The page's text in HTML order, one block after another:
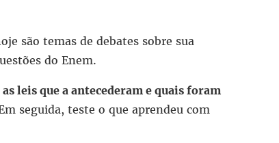
são temas de debates sobre sua
do Enem.
leis que a antecederam e quais foram
seguida, teste o que aprendeu com